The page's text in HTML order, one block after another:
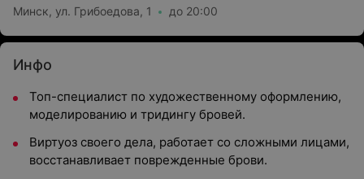
Минск, ул. Грибоедова, 1 до 20:00
Инфо
Топ-специалист по художественному оформлению,
моделированию и тридингу бровей.
Виртуоз своего дела, работает со сложными лицами,
восстанавливает поврежденные брови.